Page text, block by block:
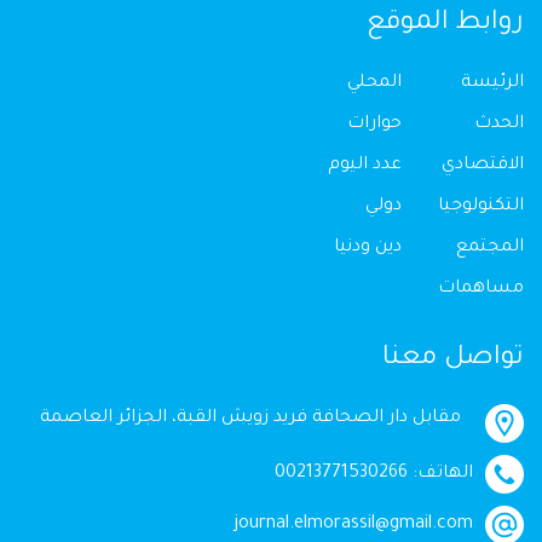
روابط الموقع
الرئيسة
الحدث
الاقتصادي
التكنولوجيا
المجتمع
مساهمات
المحلي
حوارات
عدد اليوم
دولي
دين ودنيا
تواصل معنا
مقابل دار الصحافة فريد زويش القبة، الجزائر العاصمة
الهاتف: 00213771530266
journal.elmorassil@gmail.com